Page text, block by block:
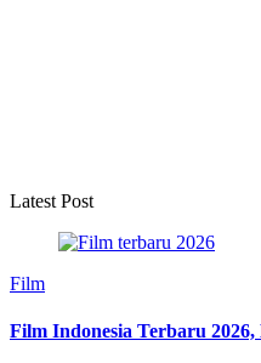
Latest Post
Film
Film Indonesia Terbaru